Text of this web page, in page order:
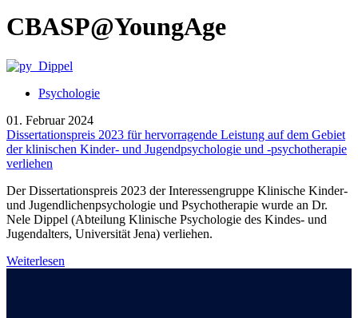
CBASP@YoungAge
Psychologie
01. Februar 2024
Dissertationspreis 2023 für hervorragende Leistung auf dem Gebiet
der klinischen Kinder- und Jugendpsychologie und -psychotherapie
verliehen
Der Dissertationspreis 2023 der Interessengruppe Klinische Kinder-
und Jugendlichenpsychologie und Psychotherapie wurde an Dr.
Nele Dippel (Abteilung Klinische Psychologie des Kindes- und
Jugendalters, Universität Jena) verliehen.
Weiterlesen